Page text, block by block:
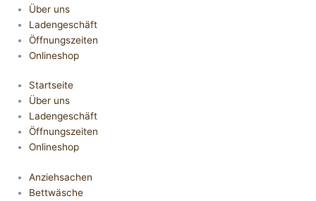
Über uns
Ladengeschäft
Öffnungszeiten
Onlineshop
Startseite
Über uns
Ladengeschäft
Öffnungszeiten
Onlineshop
Anziehsachen
Bettwäsche